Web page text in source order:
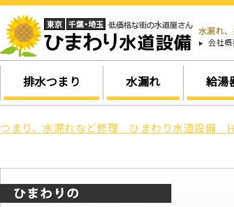
水漏れ
会社概
排水つまり 水漏れ 給湯
つまり、水漏れなど修理 ひまわり水道設備